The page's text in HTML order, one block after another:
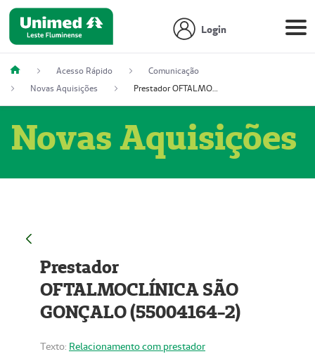
Login
Acesso Rápido
Comunicação
Novas Aquisições
Prestador OFTALMOCLÍNICA SÃO GONÇALO (55004164-2)
Novas Aquisições
Prestador
OFTALMOCLÍNICA SÃO
GONÇALO (55004164-2)
Texto: Relacionamento com prestador